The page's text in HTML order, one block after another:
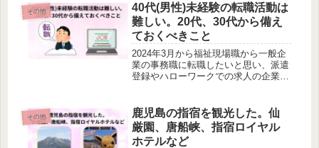
その他
40代(男性)未経験の転職活動は
難しい。20代、30代から備え
ておくべきこと
2024年3月から福祉現場職から一般企
業の事務職に転職したいと思い、派遣
登録やハローワークでの求人の企業の
組めることがニーズで求められている
のかなと感じました。
その他
鹿児島の指宿を観光した。仙
厳園、唐船峡、指宿ロイヤル
ホテルなど